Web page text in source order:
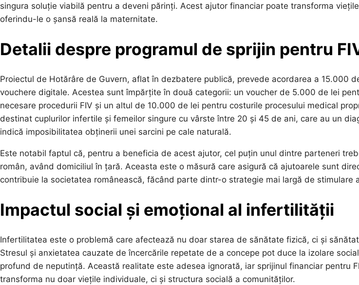
singura soluție viabilă pentru a deveni părinți. Acest ajutor financiar poate transforma
oferindu-le o șansă reală la maternitate.
Detalii despre programul de sprijin pentru
Proiectul de Hotărâre de Guvern, aflat în dezbatere publică, prevede acordarea a 15.000
vouchere digitale. Acestea sunt împărțite în două categorii: un voucher de 5.000 de lei
necesare procedurii FIV și un altul de 10.000 de lei pentru costurile procesului medical
destinat cuplurilor infertile și femeilor singure cu vârste între 20 și 45 de ani, care au un
indică imposibilitatea obținerii unei sarcini pe cale naturală.
Este notabil faptul că, pentru a beneficia de acest ajutor, cel puțin unul dintre parteneri
român, având domiciliul în țară. Aceasta este o măsură care asigură că ajutoarele sunt
contribuie la societatea românească, făcând parte dintr-o strategie mai largă de stimulare
Impactul social și emoțional al infertilității
Infertilitatea este o problemă care afectează nu doar starea de sănătate fizică, ci și
Stresul și anxietatea cauzate de încercările repetate de a concepe pot duce la izolare
profund de neputință. Această realitate este adesea ignorată, iar sprijinul financiar pentru
transforma nu doar viețile individuale, ci și structura socială a comunităților.